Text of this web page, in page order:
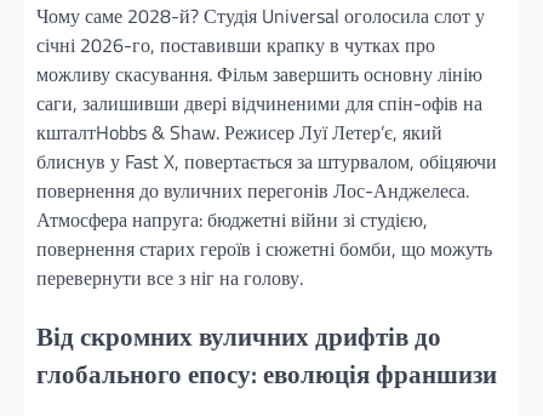
Чому саме 2028-й? Студія Universal оголосила слот у
січні 2026-го, поставивши крапку в чутках про
можливу скасування. Фільм завершить основну лінію
саги, залишивши двері відчиненими для спін-офів на
кшталтHobbs & Shaw. Режисер Луї Летер’є, який
блиснув у Fast X, повертається за штурвалом, обіцяючи
повернення до вуличних перегонів Лос-Анджелеса.
Атмосфера напруга: бюджетні війни зі студією,
повернення старих героїв і сюжетні бомби, що можуть
перевернути все з ніг на голову.
Від скромних вуличних дрифтів до
глобального епосу: еволюція франшизи